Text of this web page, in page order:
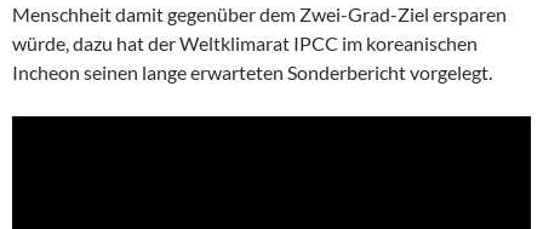
Menschheit damit gegenüber dem Zwei-Grad-Ziel ersparen
würde, dazu hat der Weltklimarat IPCC im koreanischen
Incheon seinen lange erwarteten Sonderbericht vorgelegt.